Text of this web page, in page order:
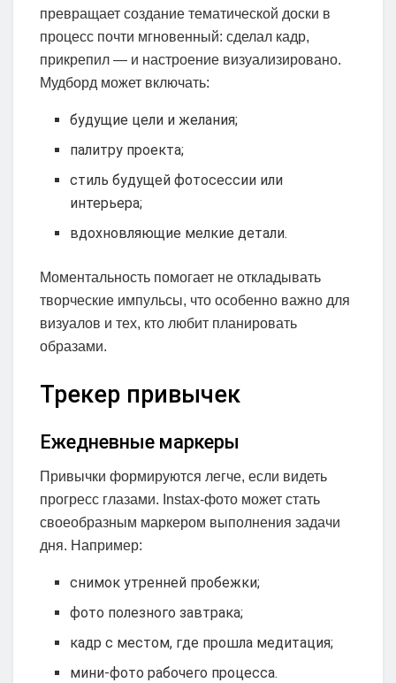
превращает создание тематической доски в
процесс почти мгновенный: сделал кадр,
прикрепил — и настроение визуализировано.
Мудборд может включать:
будущие цели и желания;
палитру проекта;
стиль будущей фотосессии или
интерьера;
вдохновляющие мелкие детали.
Моментальность помогает не откладывать
творческие импульсы, что особенно важно для
визуалов и тех, кто любит планировать
образами.
Трекер привычек
Ежедневные маркеры
Привычки формируются легче, если видеть
прогресс глазами. Instax-фото может стать
своеобразным маркером выполнения задачи
дня. Например:
снимок утренней пробежки;
фото полезного завтрака;
кадр с местом, где прошла медитация;
мини-фото рабочего процесса.